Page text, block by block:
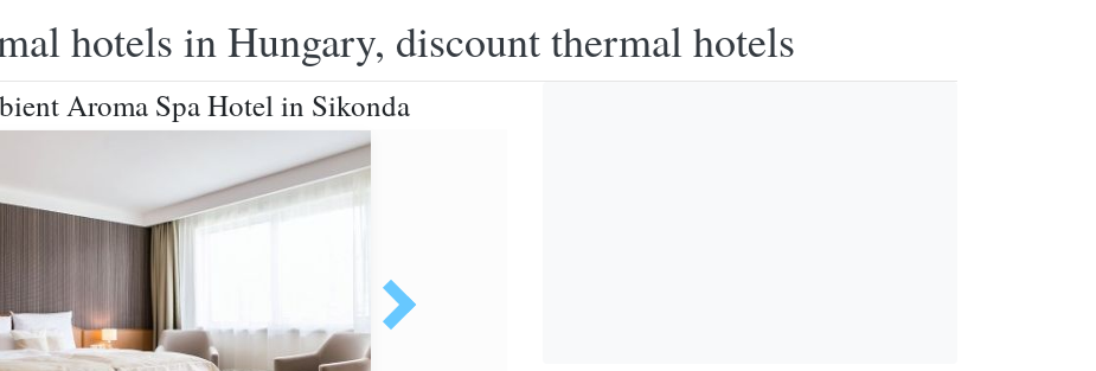
hotels in Hungary, discount thermal hotels
Aroma Spa Hotel in Sikonda